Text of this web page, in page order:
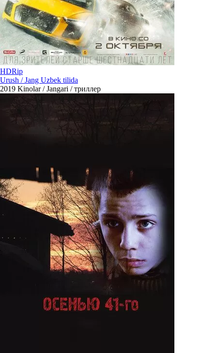
HDRip
Urush / Jang Uzbek tilida
2019 Kinolar / Jangari / триллер